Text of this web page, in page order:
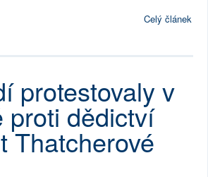
Celý článek
protestovaly v
proti dědictví
Thatcherové